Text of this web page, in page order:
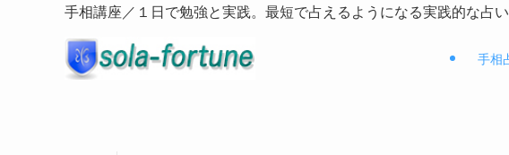
手相講座／１日で勉強と実践。最短で占えるようになる実践的な占
手相